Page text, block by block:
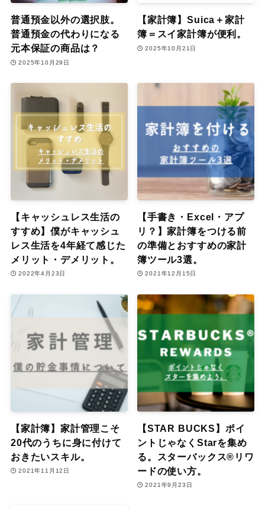
普通預金以外の選択肢。
普通預金の代わりになる
元本保証の商品は？
2025年10月29日
【家計簿】Suica＋家計
簿＝スイ家計簿が便利。
2025年10月21日
【キャッシュレス生活の
すすめ】僕がキャッシュ
レス生活を4年経て感じた
メリット・デメリット。
2022年4月23日
【手書き・Excel・アプ
リ？】家計簿をつける前
の準備とおすすめの家計
簿ツール3選。
2021年12月15日
【家計簿】家計管理こそ
20代のうちに身に付けて
おきたいスキル。
2021年11月12日
【STAR BUCKS】ポイ
ントじゃなくStarを集め
る。スターバックス®リワ
ードの使い方。
2021年9月23日